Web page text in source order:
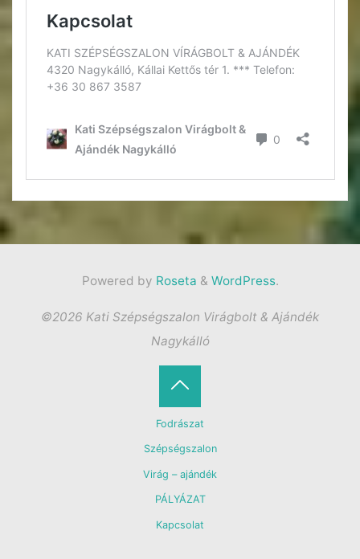
Powered by Roseta & WordPress.
©2026 Kati Szépségszalon Virágbolt & Ajándék
Nagykálló
Fodrászat
Szépségszalon
Virág – ajándék
PÁLYÁZAT
Kapcsolat
Back
to
Top